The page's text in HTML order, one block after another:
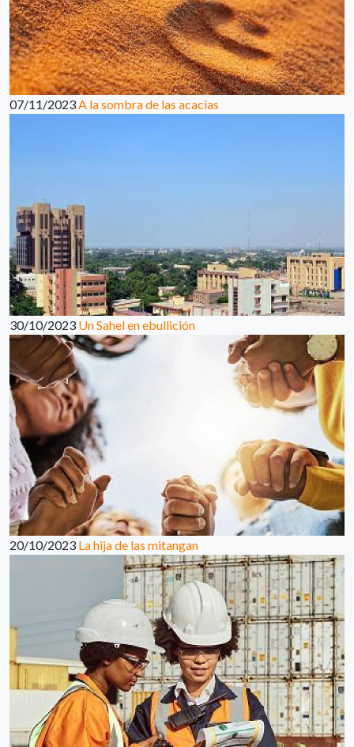
07/11/2023A la sombra de las acacias
30/10/2023 Un Sahel en ebullición
20/10/2023 La hija de las mitangan